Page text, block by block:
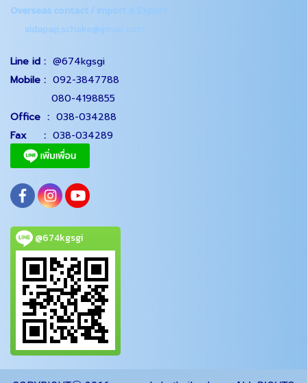
Overseas contact / Import & Export
sidapap.schake@gmail.com
Line id : @674kgsgi
Mobile : 092-3847788
080-4198855
Office : 038-034288
Fax : 038-034289
@674kgsgi